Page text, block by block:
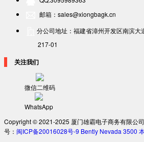
邮箱：sales@xiongbagk.cn
分公司地址：福建省漳州开发区南滨
217-01
关注我们
微信二维码
WhatsApp
Copyright © 2021-2025 厦门雄霸电子商务有限公
号： 闽ICP备20016028号-9 Bently Nevada 3500